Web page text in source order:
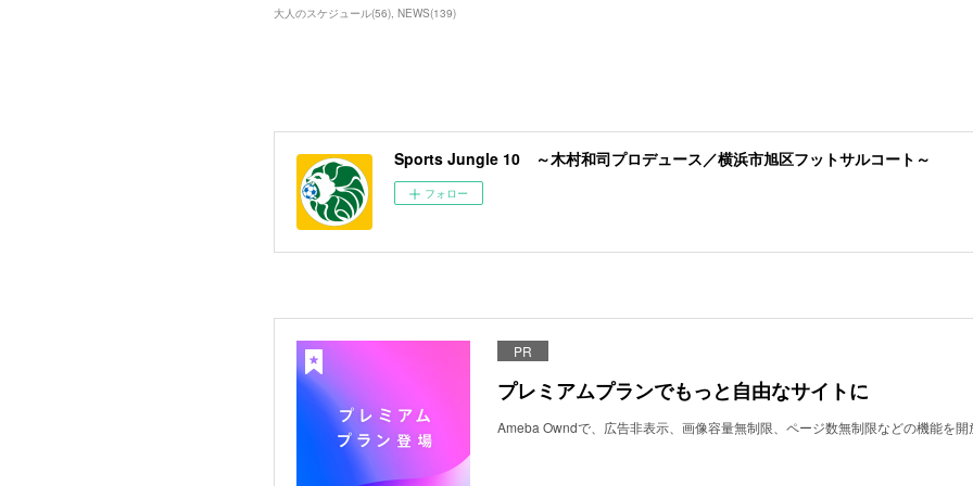
大人のスケジュール(56) NEWS(139)
Sports Jungle 10 ～木村和司プロデュース／横浜市旭区フットサルコート～
フォロー
PR
プレミアムプランでもっと自由なサイトに
Ameba Owndで、広告非表示、画像容量無制限、ページ数無制限などの機能を開